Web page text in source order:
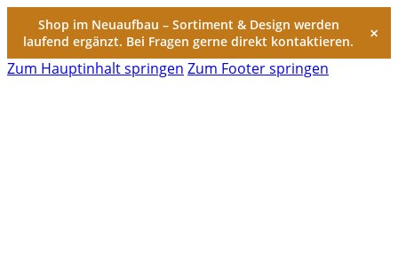
Shop im Neuaufbau – Sortiment & Design werden
laufend ergänzt. Bei Fragen gerne direkt kontaktieren.
×
Zum Hauptinhalt springen Zum Footer springen